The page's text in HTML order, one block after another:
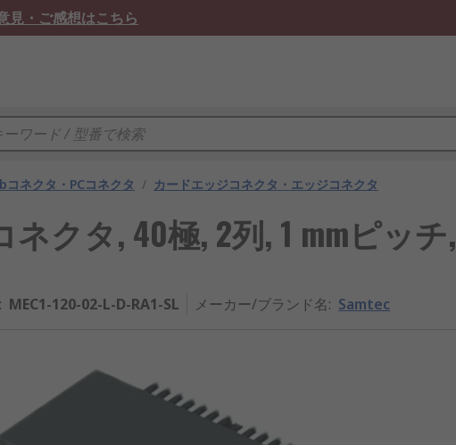
見・ご感想はこちら
ネクタ・PCコネクタ / カードエッジコネクタ・エッジコネクタ
ネクタ, 40極, 2列, 1 mmピッチ,
: MEC1-120-02-L-D-RA1-SL メーカー/ブランド名: Samtec